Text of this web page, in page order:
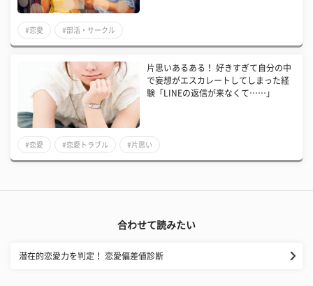
#恋愛 #部活・サークル
片思いあるある！ 好きすぎて自分の中
で妄想がエスカレートしてしまった経
験「LINEの返信が来なくて……」
#恋愛 #恋愛トラブル #片思い
合わせて読みたい
潜在的恋愛力を判定！ 恋愛偏差値診断